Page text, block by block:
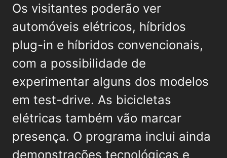
Os visitantes poderão ver
automóveis elétricos, híbridos
plug-in e híbridos convencionais,
com a possibilidade de
experimentar alguns dos modelos
em test-drive. As bicicletas
elétricas também vão marcar
presença. O programa inclui ainda
demonstrações tecnológicas e